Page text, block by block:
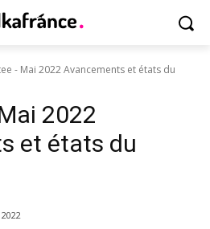
- Mai 2022 Avancements et états du
2022
et états du